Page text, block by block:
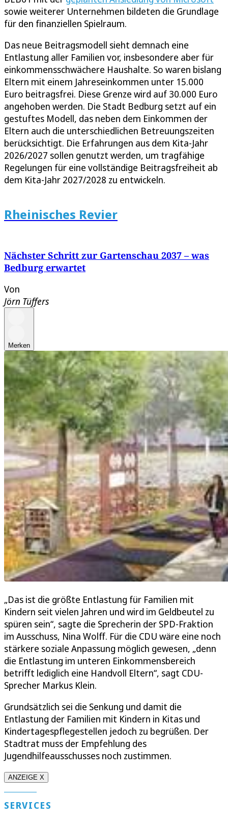
sowie weiterer Unternehmen bildeten die Grundlage
für den finanziellen Spielraum.
Das neue Beitragsmodell sieht demnach eine
Entlastung aller Familien vor, insbesondere aber für
einkommensschwächere Haushalte. So waren bislang
Eltern mit einem Jahreseinkommen unter 15.000
Euro beitragsfrei. Diese Grenze wird auf 30.000 Euro
angehoben werden. Die Stadt Bedburg setzt auf ein
gestuftes Modell, das neben dem Einkommen der
Eltern auch die unterschiedlichen Betreuungszeiten
berücksichtigt. Die Erfahrungen aus dem Kita-Jahr
2026/2027 sollen genutzt werden, um tragfähige
Regelungen für eine vollständige Beitragsfreiheit ab
dem Kita-Jahr 2027/2028 zu entwickeln.
Rheinisches Revier
Nächster Schritt zur Gartenschau 2037 – was
Bedburg erwartet
Von
Jörn Tüffers
Merken
„Das ist die größte Entlastung für Familien mit
Kindern seit vielen Jahren und wird im Geldbeutel zu
spüren sein“, sagte die Sprecherin der SPD-Fraktion
im Ausschuss, Nina Wolff. Für die CDU wäre eine noch
stärkere soziale Anpassung möglich gewesen, „denn
die Entlastung im unteren Einkommensbereich
betrifft lediglich eine Handvoll Eltern“, sagt CDU-
Sprecher Markus Klein.
Grundsätzlich sei die Senkung und damit die
Entlastung der Familien mit Kindern in Kitas und
Kindertagespflegestellen jedoch zu begrüßen. Der
Stadtrat muss der Empfehlung des
Jugendhilfeausschusses noch zustimmen.
ANZEIGE X
SERVICES